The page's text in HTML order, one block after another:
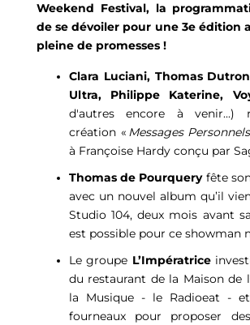
Weekend Festival, la
de se dévoiler pour une 3e édition
pleine de promesses !
Clara Luciani, Thomas
Ultra, Philippe Katerine,
d'autres encore à venir...)
création « Messages Personnels
à Françoise Hardy conçu par
Thomas de Pourqueryfête
avec un nouvel album qu’il
Studio 104, deux mois avant
est possible pour ce showman
Le groupe L’Impératrice
du restaurant de la Maison de
la Musique - le Radioeat -
fourneaux pour proposer